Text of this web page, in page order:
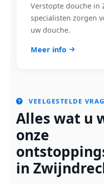
Verstopte douche in
specialisten zorgen
uw douche.
Meer info
VEELGESTELDE
Alles wat u
onze
in